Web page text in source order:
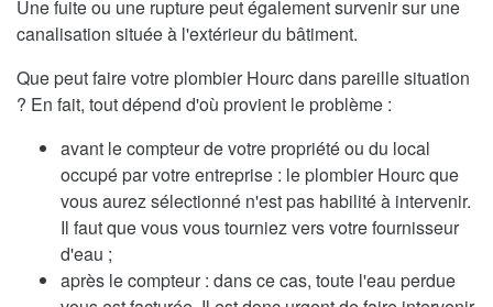
Une fuite ou une rupture peut également survenir sur une
canalisation située à l'extérieur du bâtiment.
Que peut faire votre plombier Hourc dans pareille situation
? En fait, tout dépend d'où provient le problème :
avant le compteur de votre propriété ou du local
occupé par votre entreprise : le plombier Hourc que
vous aurez sélectionné n'est pas habilité à intervenir.
Il faut que vous vous tourniez vers votre fournisseur
d'eau ;
après le compteur : dans ce cas, toute l'eau perdue